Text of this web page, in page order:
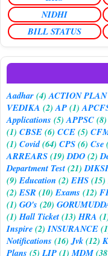
NIDHI
BILL STATUS
Aadhar(4) ACTION PLAN
VEDIKA (2) AP(1)
Applications (5) APPSC(8)
(1) CBSE(6) CCE(5)
(1) Covid(64) CPS(6) Cse
ARREARS(19) DDO(2)
Department Test(21)
(9) Education (2) EHS(15)
(2) ESR (10) Exams (12)
(1) GO's (20)
(1) Hall Ticket(13) HRA
Inspire(2) INSURANCE
Notifications (16) Jvk(12)
Plans (5) LIP(1) MDM